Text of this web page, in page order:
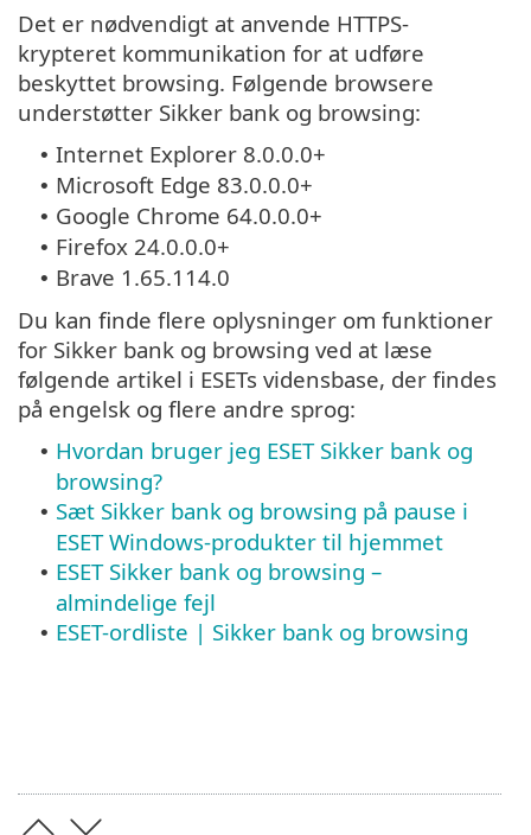
Det er nødvendigt at anvende HTTPS-
krypteret kommunikation for at udføre
beskyttet browsing. Følgende browsere
understøtter Sikker bank og browsing:
• Internet Explorer 8.0.0.0+
• Microsoft Edge 83.0.0.0+
• Google Chrome 64.0.0.0+
• Firefox 24.0.0.0+
• Brave 1.65.114.0
Du kan finde flere oplysninger om funktioner
for Sikker bank og browsing ved at læse
følgende artikel i ESETs vidensbase, der findes
på engelsk og flere andre sprog:
• Hvordan bruger jeg ESET Sikker bank og
browsing?
• Sæt Sikker bank og browsing på pause i
ESET Windows-produkter til hjemmet
• ESET Sikker bank og browsing –
almindelige fejl
• ESET-ordliste | Sikker bank og browsing